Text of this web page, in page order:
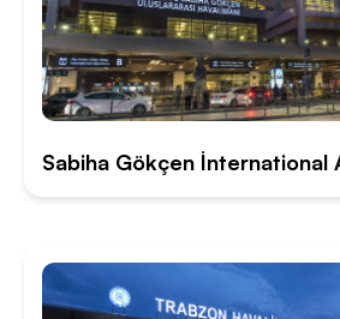
Sabiha Gökçen İnternational